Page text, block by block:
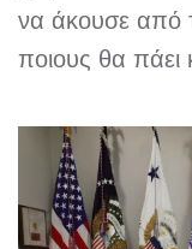
να άκουσε από
ποιους θα πάει